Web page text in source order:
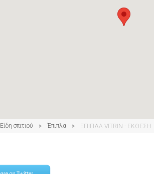
Είδη σπιτιού Έπιπλα ΕΠΙΠΛΑ VITRIN - ΕΚΘΕΣΗ